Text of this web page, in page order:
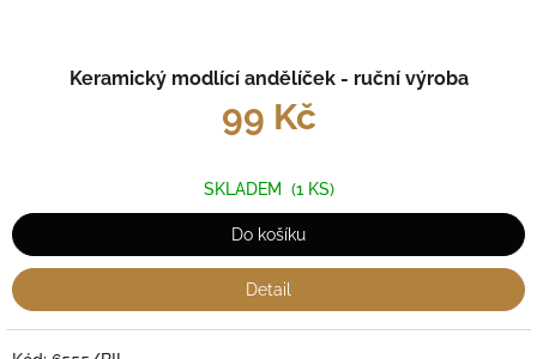
Keramický modlící andělíček - ruční výroba
99 Kč
SKLADEM (1 KS)
Do košíku
Detail